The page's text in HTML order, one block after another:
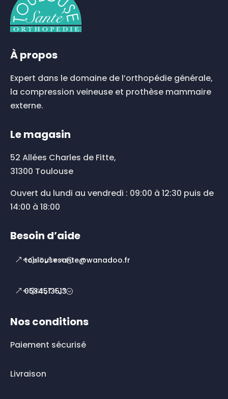
peuvent
être
choisies
sur
la
page
du
page
produit
À propos
Expert dans le domaine de l’orthopédie générale,
la compression veineuse et prothèse mammaire
externe.
Le magasin
52 Allées Charles de Fitte,
31300 Toulouse
Ouvert du lundi au vendredi : 09:00 à 12:30 puis de
14:00 à 18:00
Besoin d’aide
toulousesante@wanadoo.fr
0534513513
Nos conditions
Paiement sécurisé
Livraison